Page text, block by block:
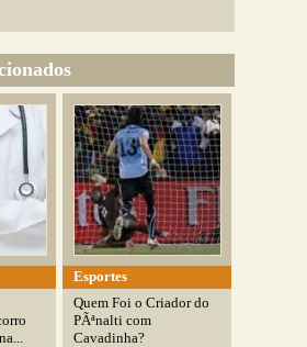
Esportes
Quem Foi o Criador do
PÃªnalti com
Cavadinha?